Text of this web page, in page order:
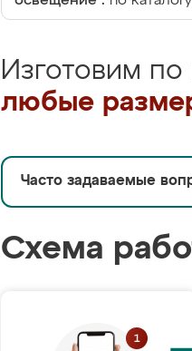
Изготовим по
любые
Часто задаваемые
Схема